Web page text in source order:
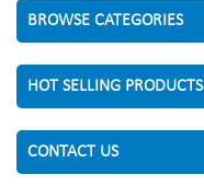
BROWSE CATEGORIES
HOT SELLING PRODUCTS
CONTACT US